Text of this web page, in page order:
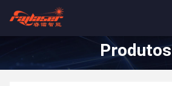
Produtos